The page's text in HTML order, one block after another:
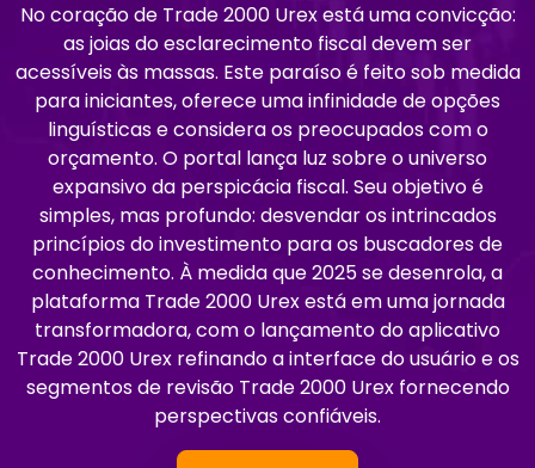
No coração de Trade 2000 Urex está uma convicção:
as joias do esclarecimento fiscal devem ser
acessíveis às massas. Este paraíso é feito sob medida
para iniciantes, oferece uma infinidade de opções
linguísticas e considera os preocupados com o
orçamento. O portal lança luz sobre o universo
expansivo da perspicácia fiscal. Seu objetivo é
simples, mas profundo: desvendar os intrincados
princípios do investimento para os buscadores de
conhecimento. À medida que 2025 se desenrola, a
plataforma Trade 2000 Urex está em uma jornada
transformadora, com o lançamento do aplicativo
Trade 2000 Urex refinando a interface do usuário e os
segmentos de revisão Trade 2000 Urex fornecendo
perspectivas confiáveis.